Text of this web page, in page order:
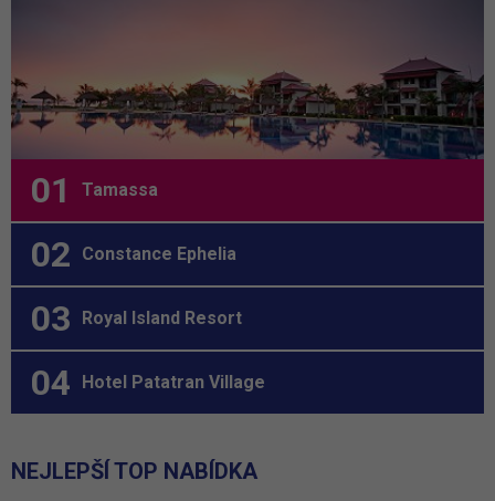
Tamassa
Constance Ephelia
Royal Island Resort
Hotel Patatran Village
NEJLEPŠÍ TOP NABÍDKA